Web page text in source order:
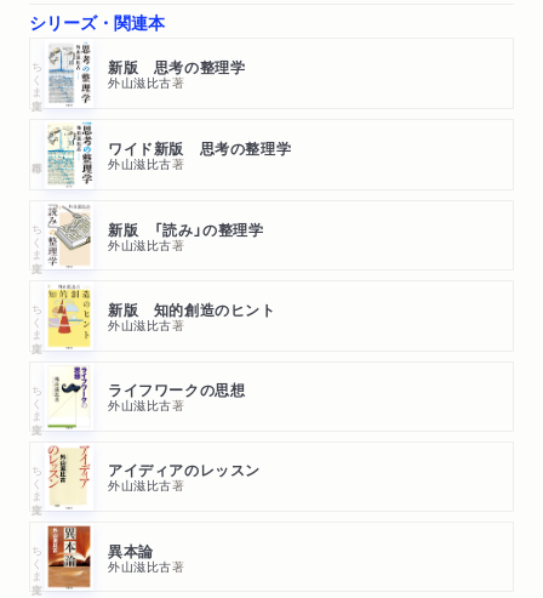
寄宿舎
パブリック・スクール
おそるべき幸福
５逆説
勉強部屋
忘れる
三尺の影
６聖域
ことばを大切に
自分勝手
イメージ・トレーニング
親の期待
家庭と学校は聖域
７勲章
あまりにも否定的
サクラ切るバカ
笑い
本日は晴天なり
キビダンゴ
ホメル先生
シリーズ・関連本
ちくま文庫 新版 思考の整理学
外山滋比古著
ワイド新版 思考の整理学
外山滋比古著
ちくま文庫 新版 「読み」の整理学
外山滋比古著
ちくま文庫 新版 知的創造のヒント
外山滋比古著
ちくま文庫 ライフワークの思想
外山滋比古著
ちくま文庫 アイディアのレッスン
外山滋比古著
ちくま文庫 異本論
外山滋比古著